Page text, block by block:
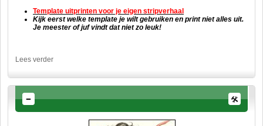
Template uitprinten voor je eigen stripverhaal
Kijk eerst welke template je wilt gebruiken en print niet alles uit.
Je meester of juf vindt dat niet zo leuk!
Lees verder